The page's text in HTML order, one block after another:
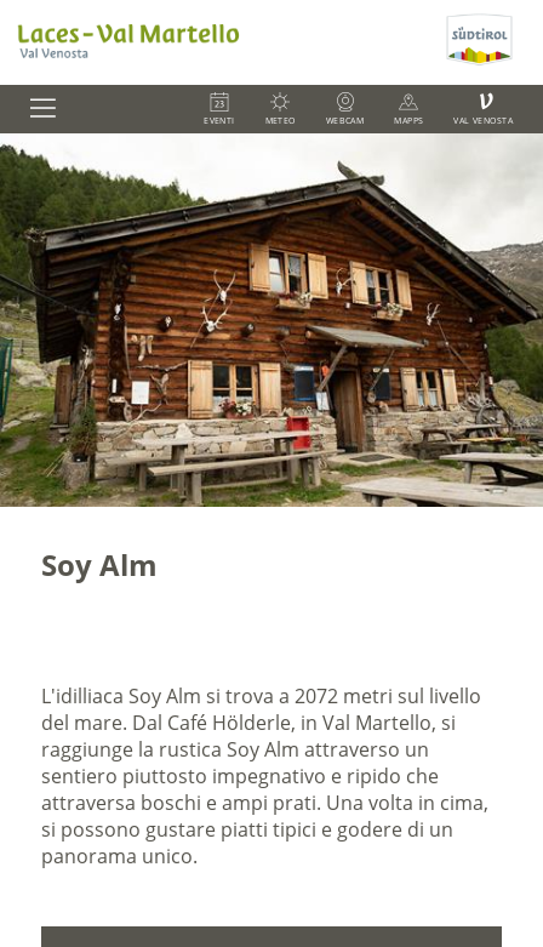
EVENTI METEO WEBCAM MAPPS
V
VAL VENOSTA
Soy Alm
L'idilliaca Soy Alm si trova a 2072 metri sul livello
del mare. Dal Café Hölderle, in Val Martello, si
raggiunge la rustica Soy Alm attraverso un
sentiero piuttosto impegnativo e ripido che
attraversa boschi e ampi prati. Una volta in cima,
si possono gustare piatti tipici e godere di un
panorama unico.